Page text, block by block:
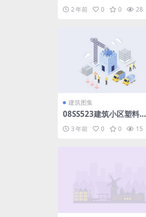
塑料板(XPS).rar
2 年前 0 0 28
建筑图集
08SS523建筑小区塑料排
3 年前 0 0 15